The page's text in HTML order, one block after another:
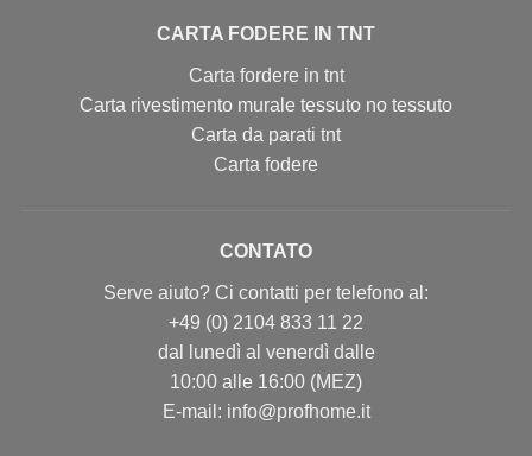
CARTA FODERE IN TNT
Carta fordere in tnt
Carta rivestimento murale tessuto no tessuto
Carta da parati tnt
Carta fodere
CONTATO
Serve aiuto? Ci contatti per telefono al:
+49 (0) 2104 833 11 22
dal lunedì al venerdì dalle
10:00 alle 16:00 (MEZ)
E-mail: info@profhome.it